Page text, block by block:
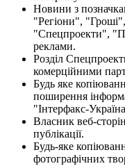
Новини з
"Регіони",
"Спецпроекти",
реклами.
Розділ
комерційними
Будь яке
поширення
"Інтерфакс-
Власник веб-
публікації.
Будь-яке
фотографічних